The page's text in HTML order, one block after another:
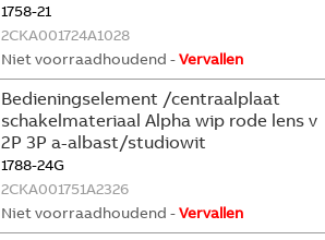
1758-21
2CKA001724A1028
Niet voorraadhoudend -Vervallen
Bedieningselement /centraalplaat
schakelmateriaal Alpha wip rode lens v
2P 3P a-albast/studiowit
1788-24G
2CKA001751A2326
Niet voorraadhoudend -Vervallen